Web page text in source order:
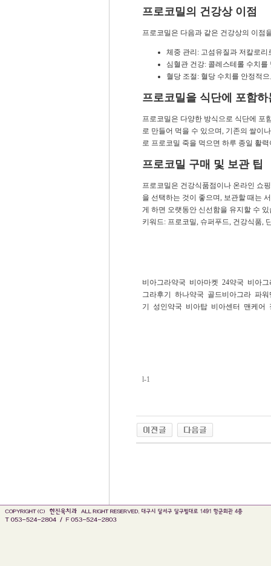
프로코밀의 건강상 이점
프로코밀은 다음과 같은 건강상의 이점
체중 관리: 고섬유질과 저칼로
심혈관 건강: 콜레스테롤 수치
혈당 조절: 혈당 수치를 안정적
프로코밀을 식단에 포함하
프로코밀은 다양한 방식으로 식단에 포
로 만들어 먹을 수 있으며, 기존의 쌀이
로 프로코밀 죽을 먹으면 하루 종일 활
프로코밀 구매 및 보관 팁
프로코밀은 건강식품점이나 온라인 쇼
을 선택하는 것이 좋으며, 보관할 때는
게 하면 오랫동안 신선함을 유지할 수 있
키워드: 프로코밀, 슈퍼푸드, 건강식품,
비아그라약국 비아마켓 24약국 비아그
그라후기 하나약국 골드비아그라 파워
기 성인약국 비아탑 비아센터 맨케어
l-1